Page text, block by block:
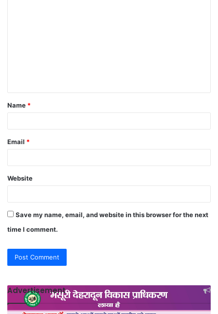
t
*
Name *
Email *
Website
Save my name, email, and website in this browser for the next
time I comment.
Advertisement